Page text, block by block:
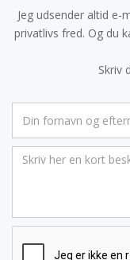
Jeg udsender altid
privatlivs fred. Og du
Skriv